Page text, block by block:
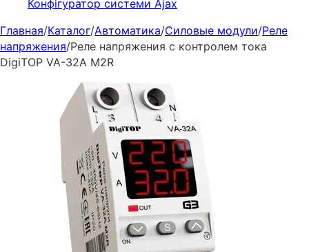
Конфігуратор системи Ajax
Главная/Каталог/Автоматика/Силовые модули/Реле
напряжения/Реле напряжения с контролем тока
DigiTOP VA-32A M2R